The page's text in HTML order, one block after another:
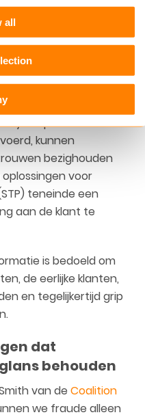
all
beschermen.
polisaanvragen, -
Ook moet het
direct te
Terwijl deze
op de
kunnen
bezighouden
voor
teneinde een
aan de klant te
is bedoeld om
de eerlijke klanten,
en tegelijkertijd grip
dat
behouden
van de Coalition
we fraude alleen